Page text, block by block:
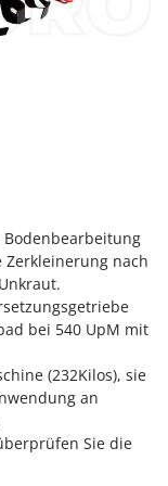
nach
bei 540 UpM mit
(232Kilos), sie
an
Sie die